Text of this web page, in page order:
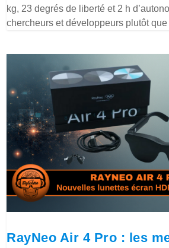
kg, 23 degrés de liberté et 2 h
chercheurs et développeurs plutôt
RayNeo Air 4 Pro : les